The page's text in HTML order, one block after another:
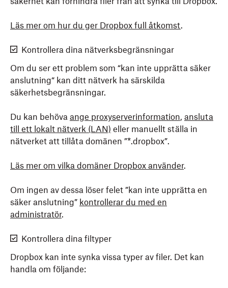
Läs mer om hur du ger Dropbox full åtkomst.
Kontrollera dina nätverksbegränsningar
Om du ser ett problem som “kan inte upprätta säker
anslutning“ kan ditt nätverk ha särskilda
säkerhetsbegränsningar.
Du kan behöva ange proxyserverinformation, ansluta
till ett lokalt nätverk (LAN) eller manuellt ställa in
nätverket att tillåta domänen ”*.dropbox”.
Läs mer om vilka domäner Dropbox använder.
Om ingen av dessa löser felet ”kan inte upprätta en
säker anslutning” kontrollerar du med en
administratör.
Kontrollera dina filtyper
Dropbox kan inte synka vissa typer av filer. Det kan
handla om följande: